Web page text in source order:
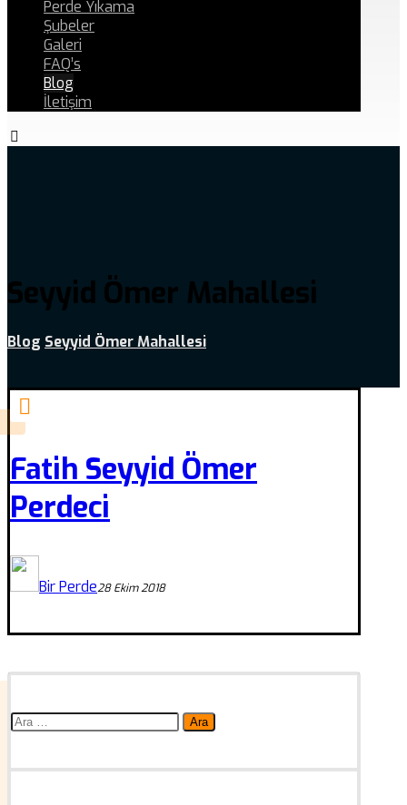
Perde Yıkama
Şubeler
Galeri
FAQ’s
Blog
İletişim
Seyyid Ömer Mahallesi
Blog Seyyid Ömer Mahallesi
Fatih Seyyid Ömer
Perdeci
Bir Perde28 Ekim 2018
Arama: